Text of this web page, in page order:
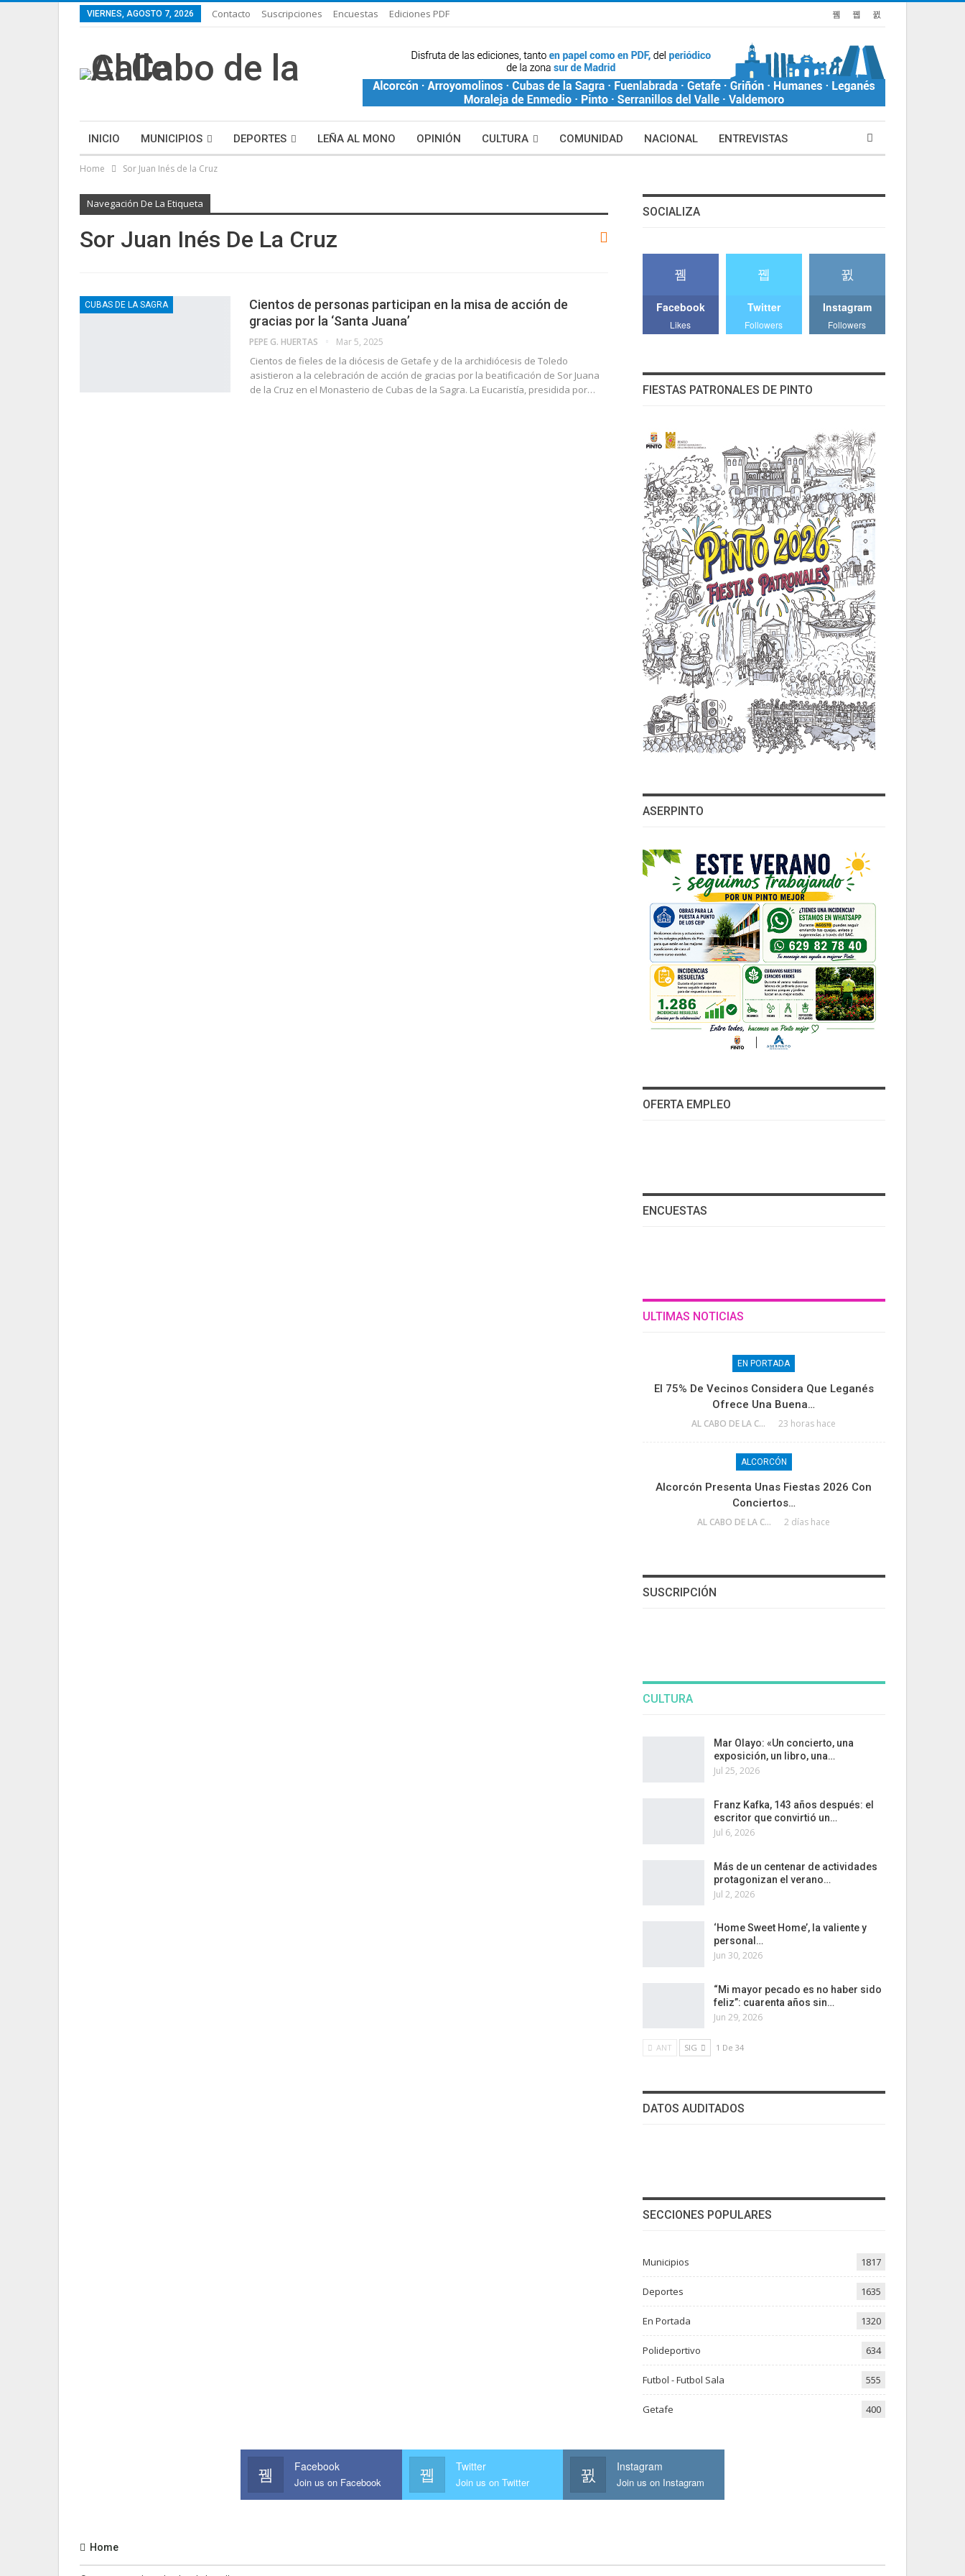
VIERNES, AGOSTO 7, 2026 Contacto Suscripciones Encuestas Ediciones PDF
INICIO MUNICIPIOS DEPORTES LEÑA AL MONO OPINIÓN CULTURA COMUNIDAD NACIONAL ENTREVISTAS
ECONOMÍA LIFESTYLE
Home Sor Juan Inés de la Cruz
Navegación De La Etiqueta
Sor Juan Inés De La Cruz
CUBAS DE LA SAGRA
Cientos de personas participan en la misa de acción de
gracias por la ‘Santa Juana’
PEPE G. HUERTAS Mar 5, 2025
Cientos de fieles de la diócesis de Getafe y de la archidiócesis de Toledo
asistieron a la celebración de acción de gracias por la beatificación de Sor Juana
de la Cruz en el Monasterio de Cubas de la Sagra. La Eucaristía, presidida por…
SOCIALIZA
Facebook
Likes
Twitter
Followers
Instagram
Followers
FIESTAS PATRONALES DE PINTO
ASERPINTO
OFERTA EMPLEO
ENCUESTAS
ULTIMAS NOTICIAS
EN PORTADA
El 75% De Vecinos Considera Que Leganés
Ofrece Una Buena…
AL CABO DE LA CALLE 23 horas hace
ALCORCÓN
Alcorcón Presenta Unas Fiestas 2026 Con
Conciertos…
AL CABO DE LA CALLE 2 días hace
SUSCRIPCIÓN
CULTURA
Mar Olayo: «Un concierto, una
exposición, un libro, una…
Jul 25, 2026
Franz Kafka, 143 años después: el
escritor que convirtió un…
Jul 6, 2026
Más de un centenar de actividades
protagonizan el verano…
Jul 2, 2026
‘Home Sweet Home’, la valiente y
personal…
Jun 30, 2026
“Mi mayor pecado es no haber sido
feliz”: cuarenta años sin…
Jun 29, 2026
ANT SIG 1 De 34
DATOS AUDITADOS
SECCIONES POPULARES
Municipios 1817
Deportes 1635
En Portada 1320
Polideportivo 634
Futbol - Futbol Sala 555
Getafe 400
Facebook
Join us on Facebook
Twitter
Join us on Twitter
Instagram
Join us on Instagram
Home